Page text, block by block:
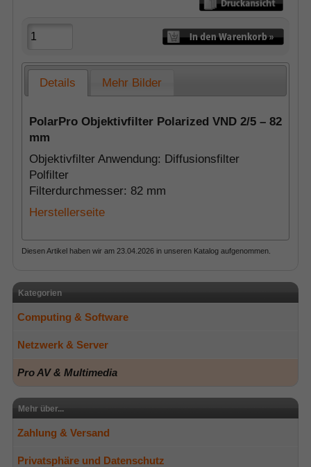
Kategorien
Computing & Software
Netzwerk & Server
Pro AV & Multimedia
Mehr über...
Zahlung & Versand
Privatsphäre und Datenschutz
Details Mehr Bilder
PolarPro Objektivfilter Polarized VND 2/5 – 82
mm
Objektivfilter Anwendung: Diffusionsfilter
Polfilter
Filterdurchmesser: 82 mm
Herstellerseite
Diesen Artikel haben wir am 23.04.2026 in unseren Katalog aufgenommen.